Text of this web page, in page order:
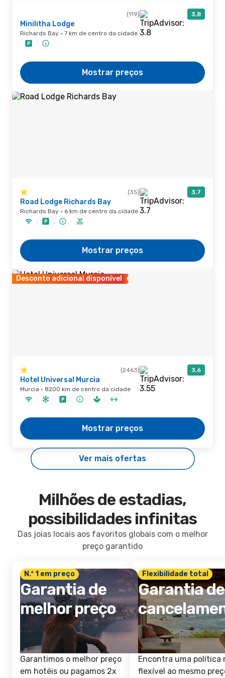
(119) 3,8
Minilitha Lodge
Richards Bay · 7 km de centro da cidade
Mostrar preços
(35) 3,7
Road Lodge Richards Bay
Richards Bay · 6 km de centro da cidade
Mostrar preços
Desconto adicional disponível
(2463) 3,6
Hotel Universal Murcia
Murcia · 8200 km de centro da cidade
Mostrar preços
Ver mais ofertas
Milhões de estadias,
possibilidades infinitas
Das joias locais aos favoritos globais com o melhor
preço garantido
N.º 1 em preço
Garantia de
melhor preço
Garantimos o melhor preço
em hotéis ou pagamos 2x
Flexibilidade total
Garantia de
Encontra uma política
flexível ao mesmo